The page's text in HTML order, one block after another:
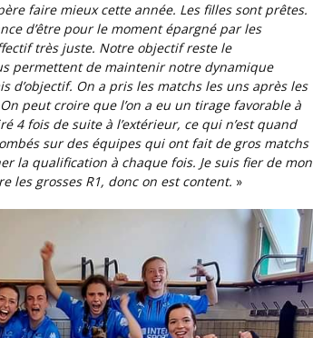
faire mieux cette année. Les filles sont prêtes.
d’être pour le moment épargné par les
très juste. Notre objectif reste le
permettent de maintenir notre dynamique
d’objectif. On a pris les matchs les uns après les
peut croire que l’on a eu un tirage favorable à
4 fois de suite à l’extérieur, ce qui n’est quand
sur des équipes qui ont fait de gros matchs
la qualification à chaque fois. Je suis fier de mon
les grosses R1, donc on est content. »